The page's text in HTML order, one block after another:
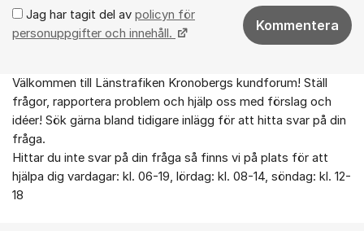
Jag har tagit del av policyn för
personuppgifter och innehåll.
Kommentera
Om forumet
Välkommen till Länstrafiken Kronobergs kundforum! Ställ
frågor, rapportera problem och hjälp oss med förslag och
idéer! Sök gärna bland tidigare inlägg för att hitta svar på din
fråga.
Hittar du inte svar på din fråga så finns vi på plats för att
hjälpa dig vardagar: kl. 06-19, lördag: kl. 08-14, söndag: kl. 12-
18